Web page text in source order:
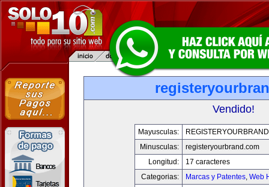
Vendido!
Mayusculas:
Minusculas:
registeryourbrand.com
Longitud:
17 caracteres
Categorias:
Marcas y Patentes, Web